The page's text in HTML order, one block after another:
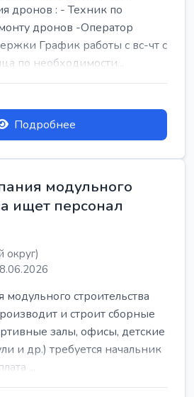
дронов : - Техник по
дронов -Оператор
График работы с вс-чт с
по необходимости...
Подробнее
модульного
ищет персонал
округ)
строительства
и строит сборные
залы, офисы, детские
и др.) требуется начальник
...